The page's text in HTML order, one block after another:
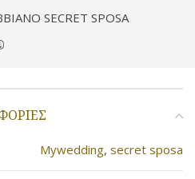
SECRET SPOSA
Mywedding, secret sposa